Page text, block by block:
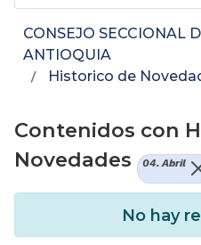
CONSEJO SECCIONAL
ANTIOQUIA
Historico de
Contenidos con
Novedades
04. Abril
No hay